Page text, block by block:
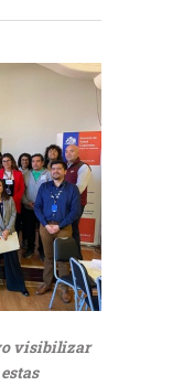
visibilizar